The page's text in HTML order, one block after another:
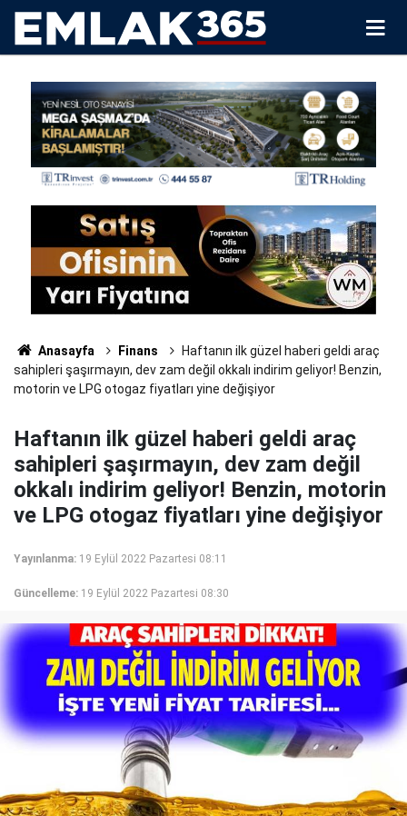
Anasayfa Finans
Haftanın ilk güzel haberi geldi araç
sahipleri şaşırmayın, dev zam değil okkalı indirim geliyor! Benzin,
motorin ve LPG otogaz fiyatları yine değişiyor
Haftanın ilk güzel haberi geldi araç
sahipleri şaşırmayın, dev zam değil
okkalı indirim geliyor! Benzin, motorin
ve LPG otogaz fiyatları yine değişiyor
Yayınlanma: 19 Eylül 2022 Pazartesi 08:11
Güncelleme: 19 Eylül 2022 Pazartesi 08:30